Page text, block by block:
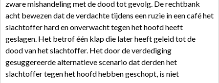
zware mishandeling met de dood tot gevolg. De rechtbank
acht bewezen dat de verdachte tijdens een ruzie in een café het
slachtoffer hard en onverwacht tegen het hoofd heeft
geslagen. Het betrof één klap die later heeft geleid tot de
dood van het slachtoffer. Het door de verdediging
gesuggereerde alternatieve scenario dat derden het
slachtoffer tegen het hoofd hebben geschopt, is niet